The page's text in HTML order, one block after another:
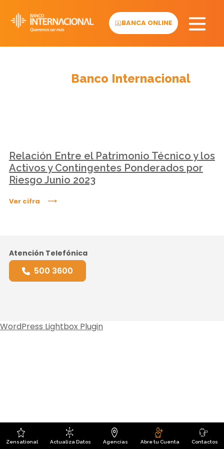
content
BANCA ONLINE
Banco Internacional
Relación Entre el Patrimonio Técnico y los
Activos y Contingentes Ponderados por
Riesgo Junio 2023
Ver cifra
Atención Telefónica
500 3600
Zensational Actualiza Datos Agencias Abre tu Cuenta Contactos
WordPress Lightbox Plugin